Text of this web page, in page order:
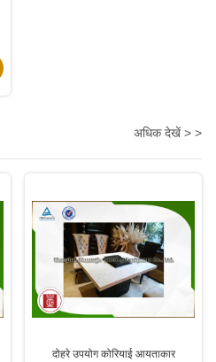
अधिक देखें > >
दोहरे उपयोग कोरियाई आयताकार